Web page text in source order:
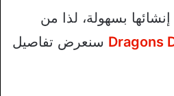
بسهولة، لذا من
Dragons سنعرض تفاصيل